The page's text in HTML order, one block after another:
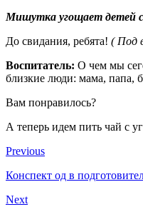
Мишутка угощает детей
До свидания, ребята! ( Под
Воспитатель: О чем мы
близкие люди: мама, папа,
Вам понравилось?
А теперь идем пить чай с
Previous
Конспект од в
Next